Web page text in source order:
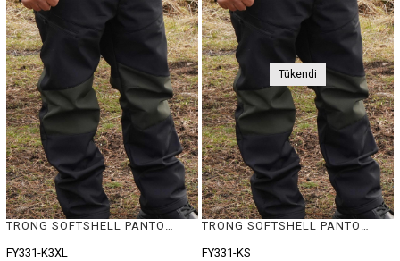
FY331-K3XL
Tükendi
FY331-KS